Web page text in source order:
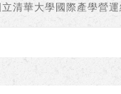
立清華大學國際產學營